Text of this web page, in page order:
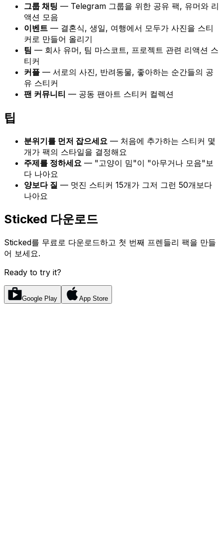
그룹 채팅 — Telegram 그룹을 위한 공유 팩, 유머와 리
액션 모음
이벤트 — 결혼식, 생일, 여행에서 모두가 사진을 스티
커로 만들어 올리기
팀 — 회사 유머, 팀 마스코트, 프로젝트 관련 리액션 스
티커
커플 — 서로의 사진, 반려동물, 좋아하는 순간들의 공
유 스티커
팬 커뮤니티 — 공동 팬아트 스티커 컬렉션
팁
분위기를 먼저 잡으세요 — 처음에 추가하는 스티커 몇
개가 팩의 스타일을 결정해요
주제를 정하세요 — "고양이 밈"이 "아무거나 모음"보
다 나아요
양보다 질 — 멋진 스티커 15개가 그저 그런 50개보다
나아요
Sticked 다운로드
Sticked를 무료로 다운로드하고 첫 번째 프렌들리 팩을 만들
어 보세요.
Ready to try it?
Google Play App Store